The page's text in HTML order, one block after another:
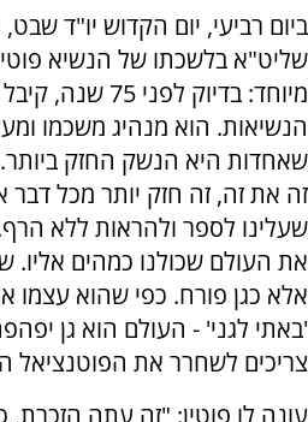
ביום רביעי, יום הקדוש יו"ד
שליט"א בלשכתו של הנשיא פוטין
מיוחד: בדיוק
הנשיאות. הוא מנהיג משכמו
שאחדות היא הנשק החזק
זה את זה, זה חזק יותר מכל דבר
שעלינו לספר ולהראות ללא
את העולם שכולנו כמהים אליו.
אלא כגן פורח. כפי שהוא עצמו
'באתי לגני' - העולם הוא גן
צריכים לשחרר את הפוטנציאל